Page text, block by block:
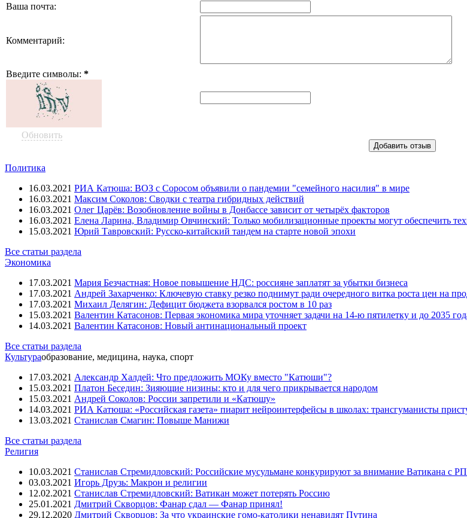
Ваша почта:
Комментарий:
Введите символы: *
Обновить
Политика
16.03.2021 РИА Катюша: ВОЗ с Соросом объявили о пандемии "семейного насилия" в мире
16.03.2021 Максим Соколов: Сводки с театра гибридных действий
16.03.2021 Олег Царёв: Возобновление войны в Донбассе зависит от четырёх факторов
16.03.2021 Елена Ларина, Владимир Овчинский: Только мобилизационные проекты могут обеспечить
15.03.2021 Юрий Тавровский: Русско-китайский тандем на старте новой эпохи
Все статьи раздела
Экономика
17.03.2021 Мария Безчастная: Новое повышение НДС: россияне заплатят за убытки бизнеса
17.03.2021 Андрей Захарченко: Ключевую ставку резко поднимут ради очередного витка роста цен на
17.03.2021 Михаил Делягин: Дефицит бюджета взорвался ростом в 10 раз
15.03.2021 Валентин Катасонов: Первая экономика мира уточняет задачи на 14-ю пятилетку и до 2035
14.03.2021 Валентин Катасонов: Новый антинациональный проект
Все статьи раздела
Культураобразование, медицина, наука, спорт
17.03.2021 Александр Халдей: Что предложить МОКу вместо "Катюши"?
15.03.2021 Платон Беседин: Зияющие низины: кто и для чего прикрывается народом
15.03.2021 Андрей Соколов: России запретили и «Катюшу»
14.03.2021 РИА Катюша: «Российская газета» пиарит нейроинтерфейсы в школах: трансгуманисты
13.03.2021 Станислав Смагин: Повыше Манижи
Все статьи раздела
Религия
10.03.2021 Станислав Стремидловский: Российские мусульмане конкурируют за внимание Ватикана с
03.03.2021 Игорь Друзь: Макрон и религии
12.02.2021 Станислав Стремидловский: Ватикан может потерять Россию
25.01.2021 Дмитрий Скворцов: Фанар сдал — Фанар принял!
29.12.2020 Дмитрий Скворцов: За что украинские гомо-католики ненавидят Путина